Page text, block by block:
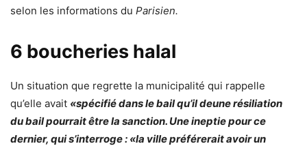
selon les informations du Parisien.
6 boucheries halal
Un situation que regrette la municipalité qui rappelle
qu’elle avait «spécifié dans le bail qu’il deune résiliation
du bail pourrait être la sanction. Une ineptie pour ce
dernier, qui s’interroge : «la ville préférerait avoir un